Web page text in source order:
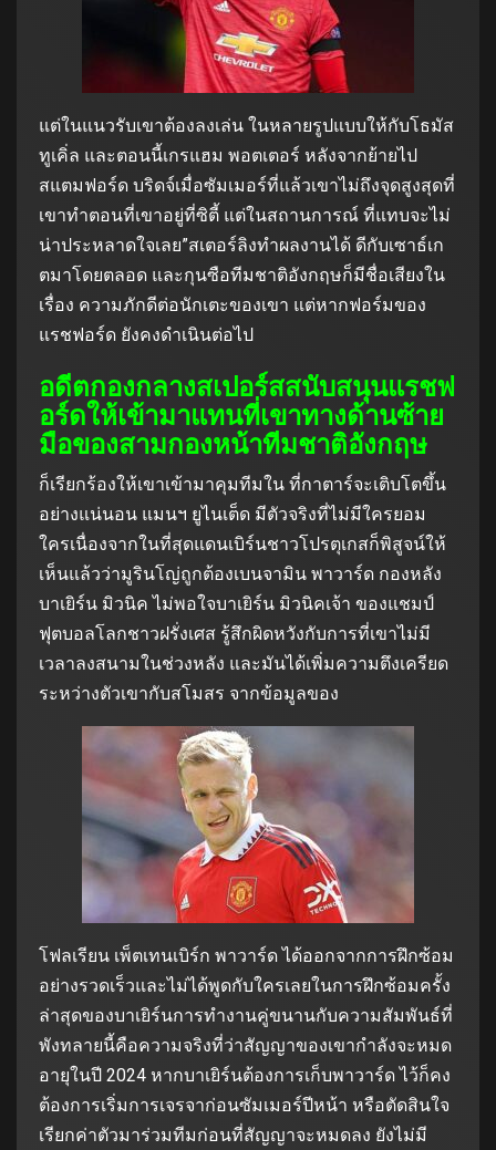
แต่ในแนวรับเขาต้องลงเล่น ในหลายรูปแบบให้กับโธมัส
ทูเคิ่ล และตอนนี้เกรแฮม พอตเตอร์ หลังจากย้ายไป
สแตมฟอร์ด บริดจ์เมื่อซัมเมอร์ที่แล้วเขาไม่ถึงจุดสูงสุดที่
เขาทําตอนที่เขาอยู่ที่ซิตี้ แต่ในสถานการณ์ ที่แทบจะไม่
น่าประหลาดใจเลย”สเตอร์ลิงทําผลงานได้ ดีกับเซาธ์เก
ตมาโดยตลอด และกุนซือทีมชาติอังกฤษก็มีชื่อเสียงใน
เรื่อง ความภักดีต่อนักเตะของเขา แต่หากฟอร์มของ
แรชฟอร์ด ยังคงดําเนินต่อไป
อดีตกองกลางสเปอร์สสนับสนุนแรชฟ
อร์ดให้เข้ามาแทนที่เขาทางด้านซ้าย
มือของสามกองหน้าทีมชาติอังกฤษ
ก็เรียกร้องให้เขาเข้ามาคุมทีมใน ที่กาตาร์จะเติบโตขึ้น
อย่างแน่นอน แมนฯ ยูไนเต็ด มีตัวจริงที่ไม่มีใครยอม
ใครเนื่องจากในที่สุดแดนเบิร์นชาวโปรตุเกสก็พิสูจน์ให้
เห็นแล้วว่ามูรินโญ่ถูกต้องเบนจามิน พาวาร์ด กองหลัง
บาเยิร์น มิวนิค ไม่พอใจบาเยิร์น มิวนิคเจ้า ของแชมป์
ฟุตบอลโลกชาวฝรั่งเศส รู้สึกผิดหวังกับการที่เขาไม่มี
เวลาลงสนามในช่วงหลัง และมันได้เพิ่มความตึงเครียด
ระหว่างตัวเขากับสโมสร จากข้อมูลของ
โฟลเรียน เพ็ตเทนเบิร์ก พาวาร์ด ได้ออกจากการฝึกซ้อม
อย่างรวดเร็วและไม่ได้พูดกับใครเลยในการฝึกซ้อมครั้ง
ล่าสุดของบาเยิร์นการทํางานคู่ขนานกับความสัมพันธ์ที่
พังทลายนี้คือความจริงที่ว่าสัญญาของเขากําลังจะหมด
อายุในปี 2024 หากบาเยิร์นต้องการเก็บพาวาร์ด ไว้ก็คง
ต้องการเริ่มการเจรจาก่อนซัมเมอร์ปีหน้า หรือตัดสินใจ
เรียกค่าตัวมาร่วมทีมก่อนที่สัญญาจะหมดลง ยังไม่มี